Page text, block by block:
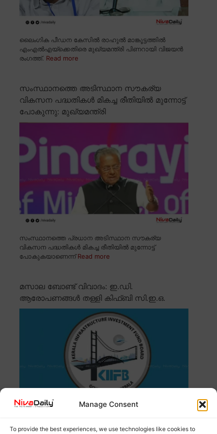
Manage Consent
To provide the best experiences, we use technologies like cookies to
ലൈംഗിക പീഡന കേസിൽ രാഹുൽ മാങ്കൂട്ടത്തിൽ
എംഎൽഎയ്ക്കെതിരെ മുഖ്യമന്ത്രി പിണറായി വിജയൻ
രംഗത്ത്. Read more
സംസ്ഥാനത്തെ അടിസ്ഥാന സൗകര്യ
വികസന പദ്ധതികൾ മികച്ച രീതിയിൽ മുന്നോട്ട്
പോകുന്നു: മുഖ്യമന്ത്രി
സംസ്ഥാനത്തെ പ്രധാന അടിസ്ഥാന സൗകര്യ
വികസന പദ്ധതികൾ മികച്ച രീതിയിൽ മുന്നോട്ട്
പോകുകയാണെന്ന്Read more
മസാല ബോണ്ട് വിവാദം: ഇ.ഡി.
ആരോപണങ്ങൾ തള്ളി കിഫ്ബി സി.ഇ.ഒ.